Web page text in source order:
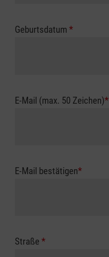
Geburtsdatum *
E-Mail (max. 50 Zeichen)*
E-Mail bestätigen*
Straße *